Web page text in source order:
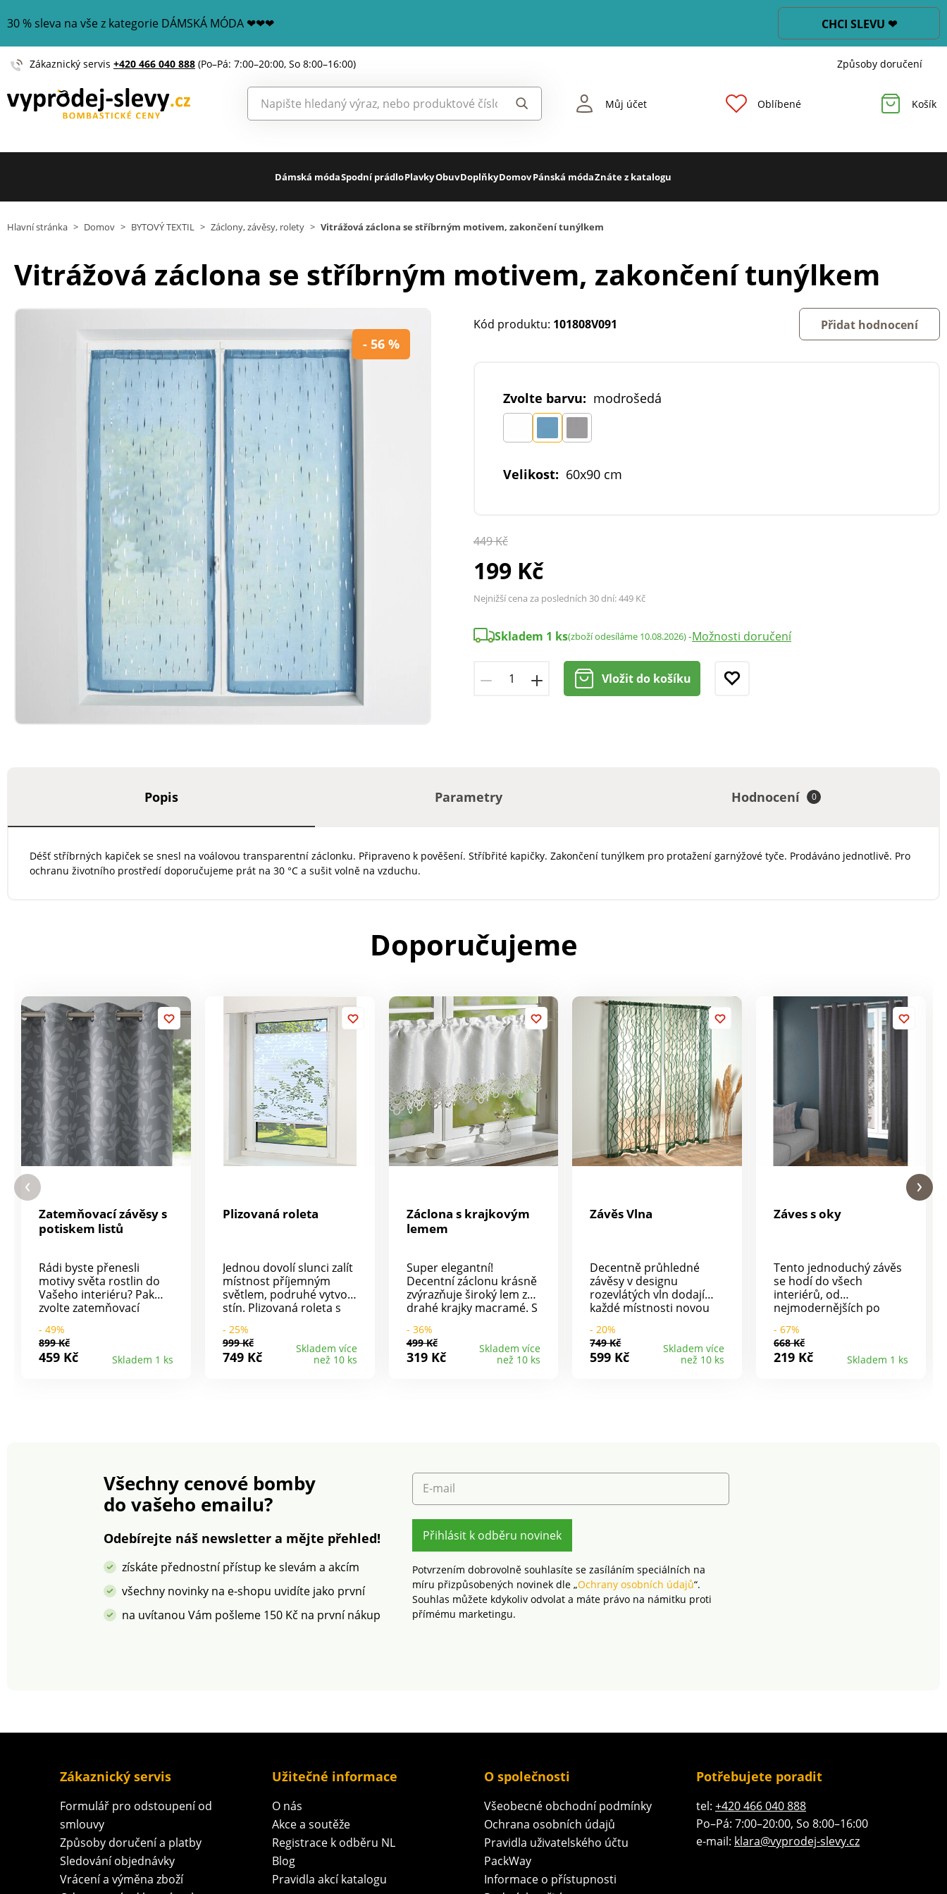
30 % sleva na vše z kategorie DÁMSKÁ MÓDA ❤❤❤ CHCI SLEVU ❤
Zákaznický servis +420 466 040 888 (Po–Pá: 7:00–20:00, So 8:00–16:00) Způsoby doručení
Můj účet Oblíbené Košík
Dámská módaSpodní prádloPlavkyObuvDoplňkyDomovPánská módaZnáte z katalogu
Hlavní stránka > Domov > BYTOVÝ TEXTIL > Záclony, závěsy, rolety > Vitrážová záclona se stříbrným motivem, zakončení tunýlkem
Vitrážová záclona se stříbrným motivem, zakončení tunýlkem
- 56 %
Kód produktu: 101808V091 Přidat hodnocení
Zvolte barvu: modrošedá
Velikost: 60x90 cm
449 Kč
199 Kč
Nejnižší cena za posledních 30 dní:449 Kč
Skladem 1 ks(zboží odesíláme 10.08.2026)-Možnosti doručení
Vložit do košíku
Popis Parametry Hodnocení 0
Déšť stříbrných kapiček se snesl na voálovou transparentní záclonku. Připraveno k pověšení. Stříbřité kapičky. Zakončení tunýlkem pro protažení garnýžové tyče. Prodáváno jednotlivě. Pro
ochranu životního prostředí doporučujeme prát na 30 °C a sušit volně na vzduchu.
Doporučujeme
Zatemňovací závěsy s
potiskem listů
Rádi byste přenesli
motivy světa rostlin do
Vašeho interiéru? Pak
zvolte zatemňovací
potiskem, které
nepropouští světlo.
Připraveno k pověšení.
1216 / 1 IFTH). Tato
známka označuje textilní
výrobky, které byly
testům na široké
látek a výrobek je
bezpečný nad rámec
platných norem.
- 49%
899 Kč
459 Kč Skladem 1 ks
Plizovaná roleta
Jednou dovolí slunci zalít
místnost příjemným
světlem, podruhé vytvoří
stín. Plizovaná roleta s
listů si hraje se světlem a
postará se o příjemnou
atmosféru. Instalace bez
- 25%
999 Kč
749 Kč
Skladem více
než 10 ks
Záclona s krajkovým
lemem
Super elegantní!
Decentní záclonu krásně
zvýrazňuje široký lem z
drahé krajky macramé. S
Široký lem z krajky
macramé. Jemná tkanina
- snadno se udržuje. K
- 36%
499 Kč
319 Kč
Skladem více
než 10 ks
Závěs Vlna
Decentně průhledné
závěsy v designu
rozevlátých vln dodají
každé místnosti novou
navléknutí na
záclonovou tyč. Lze prát
při 30 °C. 1 ks. Jemně
- 20%
749 Kč
599 Kč
Skladem více
než 10 ks
Záves s oky
Tento jednoduchý závěs
se hodí do všech
interiérů, od
nejmodernějších po
závěs se svou originální
vazbou a saténovým
efektem vnese do
- 67%
668 Kč
219 Kč Skladem 1 ks
Všechny cenové bomby
do vašeho emailu?
Odebírejte náš newsletter a mějte přehled!
získáte přednostní přístup ke slevám a akcím
všechny novinky na e-shopu uvidíte jako první
na uvítanou Vám pošleme 150 Kč na první nákup
E-mail
Přihlásit k odběru novinek
Potvrzením dobrovolně souhlasíte se zasíláním speciálních na
míru přizpůsobených novinek dle „Ochrany osobních údajů“.
Souhlas můžete kdykoliv odvolat a máte právo na námitku proti
přímému marketingu.
Zákaznický servis
Formulář pro odstoupení od
smlouvy
Způsoby doručení a platby
Sledování objednávky
Vrácení a výměna zboží
Užitečné informace
O nás
Akce a soutěže
Registrace k odběru NL
Blog
Pravidla akcí katalogu
O společnosti
Všeobecné obchodní podmínky
Ochrana osobních údajů
Pravidla uživatelského účtu
PackWay
Informace o přístupnosti
Potřebujete poradit
tel: +420 466 040 888
Po–Pá: 7:00–20:00, So 8:00–16:00
e-mail: klara@vyprodej-slevy.cz